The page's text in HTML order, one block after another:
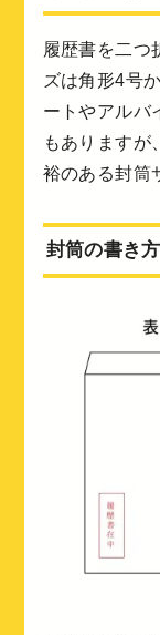
履歴書を二つ
ズは角形4号
ートやアルバ
もありますが
裕のある封筒
封筒の書き方